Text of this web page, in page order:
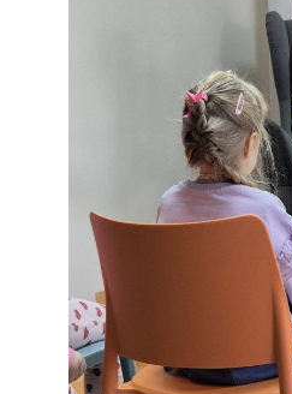
progimnazijos 3A
Jakob Martin Strid
sukurtas
Skaitymus papildė
Dėkojame autoriui